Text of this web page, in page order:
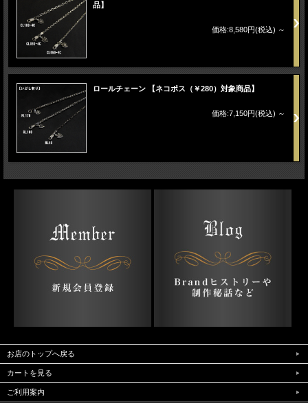
品】
価格:8,580円(税込) ～
ロールチェーン 【ネコポス（￥280）対象商品】
価格:7,150円(税込) ～
お店のトップへ戻る
カートを見る
ご利用案内